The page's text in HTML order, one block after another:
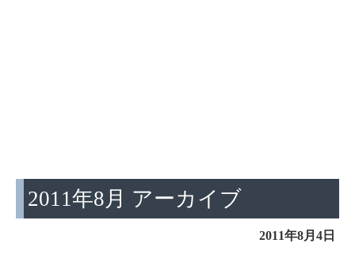
2011年8月 アーカイブ
2011年8月4日